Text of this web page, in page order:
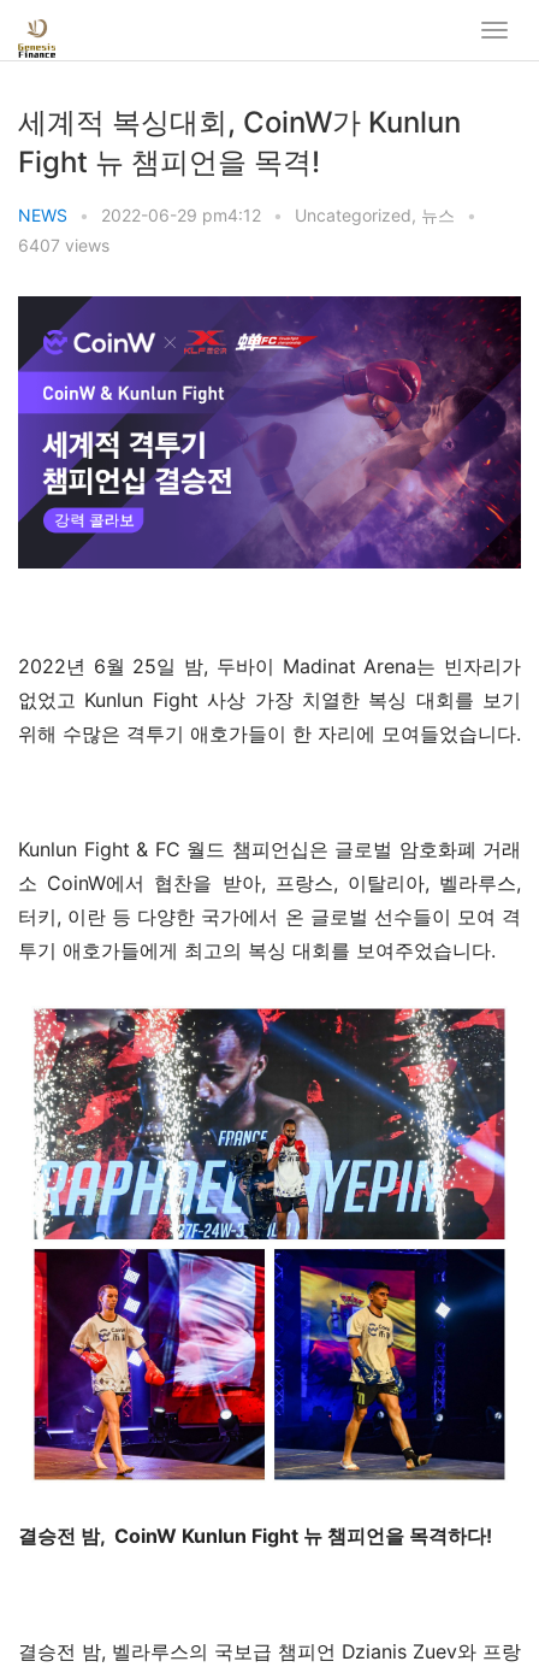
세계적 복싱대회, CoinW가 Kunlun
Fight 뉴 챔피언을 목격!
NEWS • 2022-06-29 pm4:12 • Uncategorized, 뉴스
•
6407 views
2022년 6월 25일 밤, 두바이 Madinat Arena는 빈자리가
없었고 Kunlun Fight 사상 가장 치열한 복싱 대회를 보기
위해 수많은 격투기 애호가들이 한 자리에 모여들었습니다.
Kunlun Fight & FC 월드 챔피언십은 글로벌 암호화폐 거래
소 CoinW에서 협찬을 받아, 프랑스, 이탈리아, 벨라루스,
터키, 이란 등 다양한 국가에서 온 글로벌 선수들이 모여 격
투기 애호가들에게 최고의 복싱 대회를 보여주었습니다.
결승전 밤,  CoinW Kunlun Fight 뉴 챔피언을 목격하다!
결승전 밤, 벨라루스의 국보급 챔피언 Dzianis Zuev와 프랑